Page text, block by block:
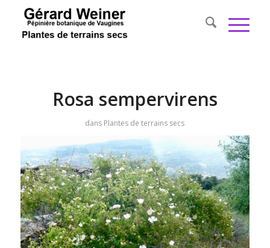
Rosa sempervirens
dans Plantes de terrains secs